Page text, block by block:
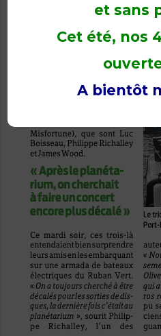
et sans
Cet été, nos
A bientôt